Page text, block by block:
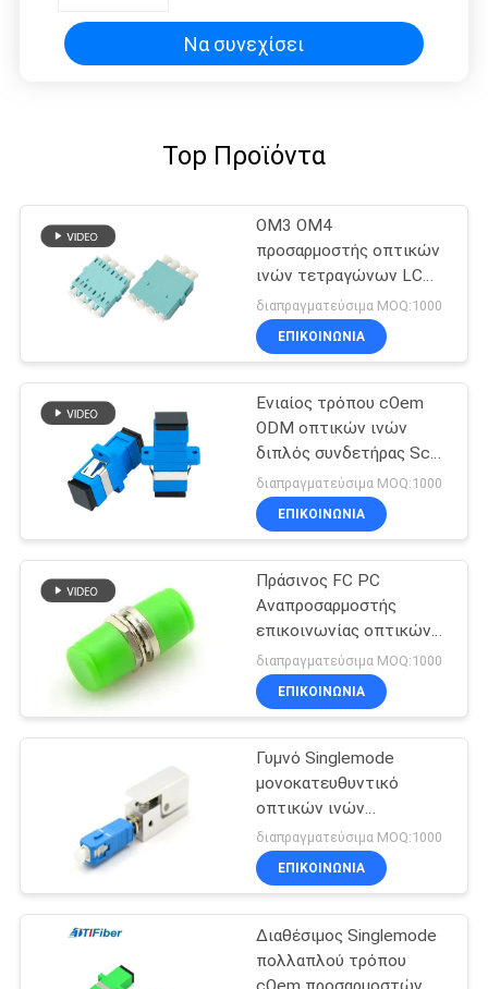
κατοικία
Να συνεχίσει
Top Προϊόντα
OM3 OM4
προσαρμοστής οπτικών
ινών τετραγώνων LC
για το σκοινί, μπλε/
μπεζ/Aqua μπαλωμάτων
ινών
διαπραγματεύσιμα MOQ:1000
ΕΠΙΚΟΙΝΩΝΊΑ
Ενιαίος τρόπου cOem
ODM οπτικών ινών
διπλός συνδετήρας Sc
προσαρμοστών
γρήγορος γρήγορος
διαπραγματεύσιμα MOQ:1000
ΕΠΙΚΟΙΝΩΝΊΑ
Πράσινος FC PC
Αναπροσαρμοστής
επικοινωνίας οπτικών
ινών με μεταλλικό
περίβλημα κλείστρου
διαπραγματεύσιμα MOQ:1000
ΕΠΙΚΟΙΝΩΝΊΑ
Γυμνό Singlemode
μονοκατευθυντικό
οπτικών ινών
προσαρμοστών adoptor
ινών ABS μπλε
διαπραγματεύσιμα MOQ:1000
ΕΠΙΚΟΙΝΩΝΊΑ
Διαθέσιμος Singlemode
πολλαπλού τρόπου